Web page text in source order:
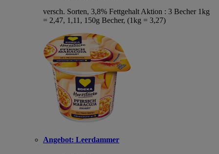
versch. Sorten, 3,8% Fettgehalt Aktion : 3 Becher 1kg
= 2,47, 1,11, 150g Becher, (1kg = 3,27)
Angebot: Leerdammer